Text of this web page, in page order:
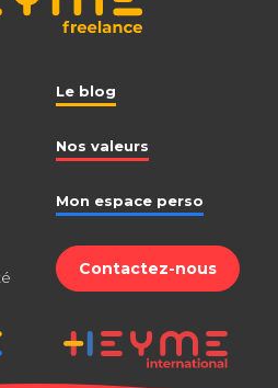
Le blog
Nos valeurs
Mon espace perso
Contactez-nous